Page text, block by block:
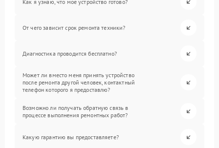
Как я узнаю, что мое устройство готово?
От чего зависит срок ремонта техники?
Диагностика проводится бесплатно?
Может ли вместо меня принять устройство
после ремонта другой человек, контактный
телефон которого я предоставлю?
Возможно ли получать обратную связь в
процессе выполнения ремонтных работ?
Какую гарантию вы предоставляете?